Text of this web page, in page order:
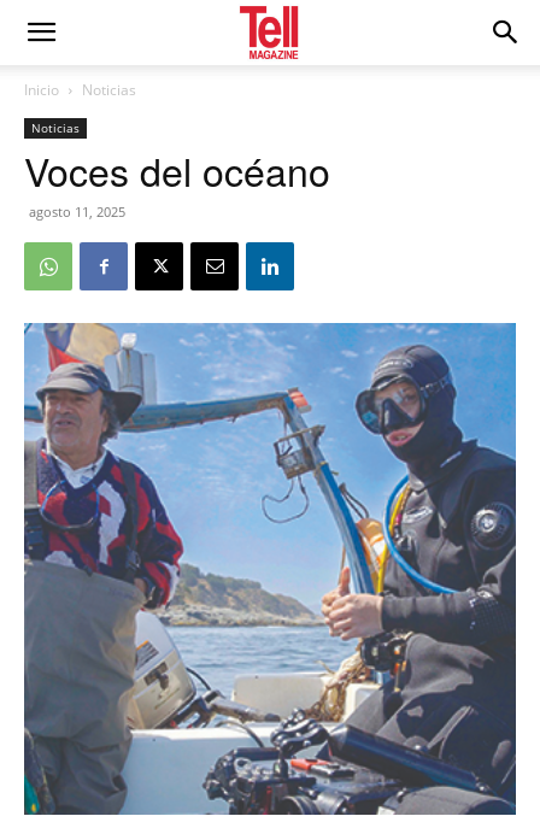
Inicio Noticias
Noticias
Voces del océano
agosto 11, 2025